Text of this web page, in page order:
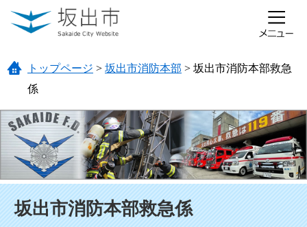
ページの先頭です。
メニューを飛ばして本文へ
トップページ > 坂出市消防本部 > 坂出市消防本部救急
係
坂出市消防本部救急係